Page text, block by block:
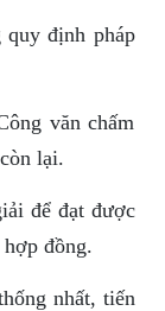
quy định pháp
văn chấm
lại.
để đạt được
đồng.
nhất, tiến